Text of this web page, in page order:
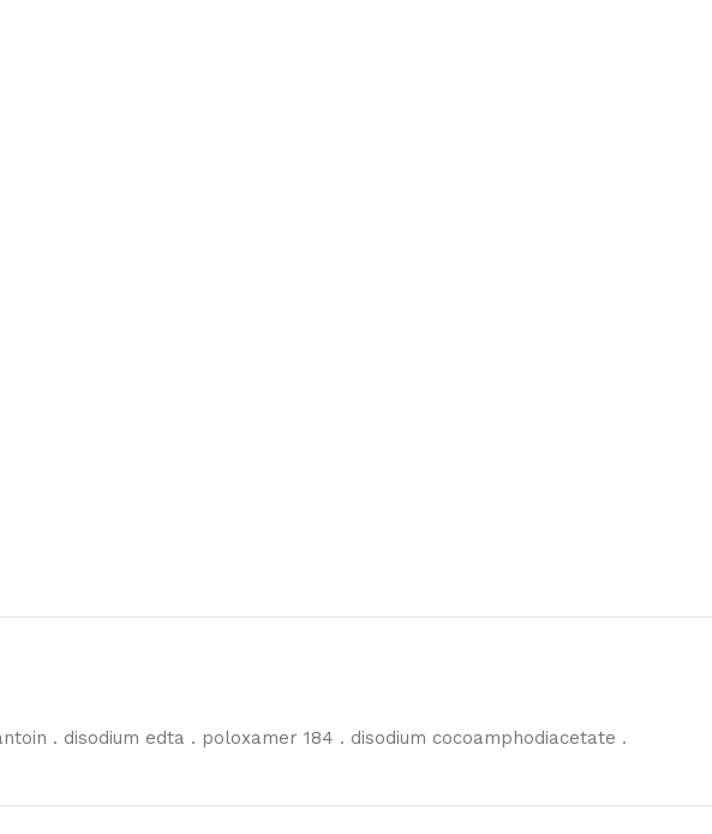
. disodium edta . poloxamer 184 . disodium cocoamphodiacetate .